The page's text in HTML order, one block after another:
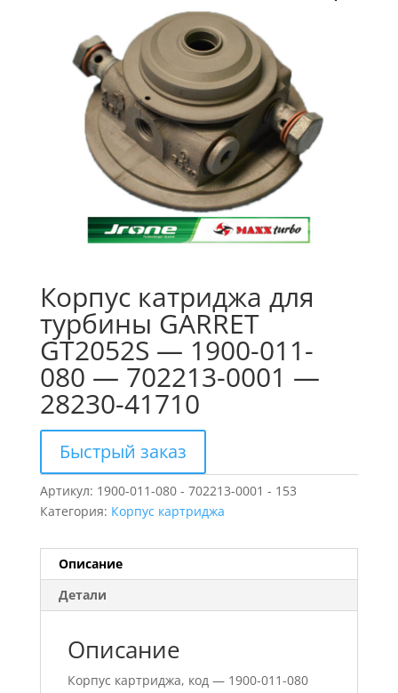
Корпус катриджа для
турбины GARRET
GT2052S — 1900-011-
080 — 702213-0001 —
28230-41710
Быстрый заказ
Артикул: 1900-011-080 - 702213-0001 - 153
Категория: Корпус картриджа
Описание
Детали
Описание
Корпус картриджа, код — 1900-011-080